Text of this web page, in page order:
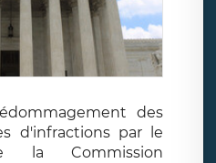
des
d'infractions par le
la Commission